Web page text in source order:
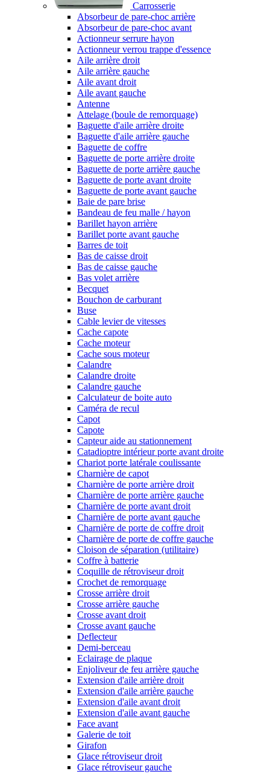
Carrosserie
Absorbeur de pare-choc arrière
Absorbeur de pare-choc avant
Actionneur serrure hayon
Actionneur verrou trappe d'essence
Aile arrière droit
Aile arrière gauche
Aile avant droit
Aile avant gauche
Antenne
Attelage (boule de remorquage)
Baguette d'aile arrière droite
Baguette d'aile arrière gauche
Baguette de coffre
Baguette de porte arrière droite
Baguette de porte arrière gauche
Baguette de porte avant droite
Baguette de porte avant gauche
Baie de pare brise
Bandeau de feu malle / hayon
Barillet hayon arrière
Barillet porte avant gauche
Barres de toit
Bas de caisse droit
Bas de caisse gauche
Bas volet arrière
Becquet
Bouchon de carburant
Buse
Cable levier de vitesses
Cache capote
Cache moteur
Cache sous moteur
Calandre
Calandre droite
Calandre gauche
Calculateur de boite auto
Caméra de recul
Capot
Capote
Capteur aide au stationnement
Catadioptre intérieur porte avant droite
Chariot porte latérale coulissante
Charnière de capot
Charnière de porte arrière droit
Charnière de porte arrière gauche
Charnière de porte avant droit
Charnière de porte avant gauche
Charnière de porte de coffre droit
Charnière de porte de coffre gauche
Cloison de séparation (utilitaire)
Coffre à batterie
Coquille de rétroviseur droit
Crochet de remorquage
Crosse arrière droit
Crosse arrière gauche
Crosse avant droit
Crosse avant gauche
Deflecteur
Demi-berceau
Eclairage de plaque
Enjoliveur de feu arrière gauche
Extension d'aile arrière droit
Extension d'aile arrière gauche
Extension d'aile avant droit
Extension d'aile avant gauche
Face avant
Galerie de toit
Girafon
Glace rétroviseur droit
Glace rétroviseur gauche